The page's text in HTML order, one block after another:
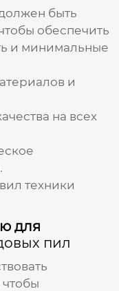
быть
обеспечить
и минимальные
и
на всех
техники
для
пил